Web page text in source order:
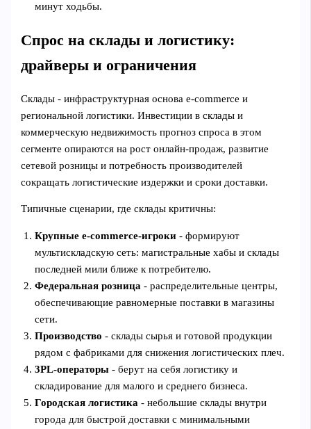
минут ходьбы.
Спрос на склады и логистику:
драйверы и ограничения
Склады - инфраструктурная основа e‑commerce и
региональной логистики. Инвестиции в склады и
коммерческую недвижимость прогноз спроса в этом
сегменте опираются на рост онлайн‑продаж, развитие
сетевой розницы и потребность производителей
сокращать логистические издержки и сроки доставки.
Типичные сценарии, где склады критичны:
Крупные e‑commerce‑игроки - формируют
мультискладскую сеть: магистральные хабы и склады
последней мили ближе к потребителю.
Федеральная розница - распределительные центры,
обеспечивающие равномерные поставки в магазины
сети.
Производство - склады сырья и готовой продукции
рядом с фабриками для снижения логистических плеч.
3PL‑операторы - берут на себя логистику и
складирование для малого и среднего бизнеса.
Городская логистика - небольшие склады внутри
города для быстрой доставки с минимальными